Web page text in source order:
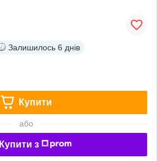
Залишилось 6 днів
Купити
або
Купити з